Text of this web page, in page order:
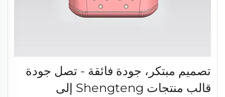
تصميم مبتكر، جودة فائقة - تصل جودة
قالب منتجات Shengteng إلى